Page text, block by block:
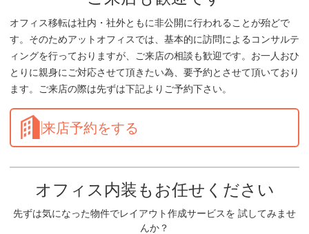
オフィス移転は社内・社外ともに非公開に行われることが殆どで
す。そのためアットオフィスでは、基本的に訪問によるコンサルテ
ィングを行っておりますが、ご来店の相談も歓迎です。お一人おひ
とりに親身にご対応させて頂きたい為、要予約とさせて頂いており
ます。ご来店の際は先ずは下記よりご予約下さい。
来店予約をする
オフィス内装もお任せください
先ずは気になった物件でレイアウト作成サービスを 試してみませ
んか？